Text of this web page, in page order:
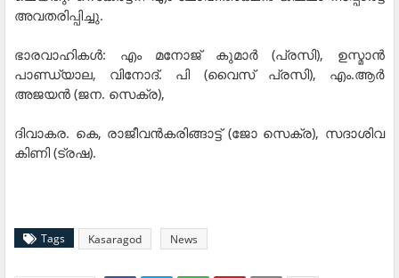
അവതരിപ്പിച്ചു.
ഭാരവാഹികള്‍: എം മനോജ് കുമാര്‍ (പ്രസി), ഉസ്മാന്‍
പാണ്ഡ്യാല, വിനോദ്. പി (വൈസ് പ്രസി), എം.ആര്‍
അജയന്‍ (ജന. സെക്ര),
ദിവാകര. കെ, രാജീവന്‍കരിങ്ങാട്ട് (ജോ സെക്ര), സദാശിവ
കിണി (ട്രഷ).
Tags Kasaragod News